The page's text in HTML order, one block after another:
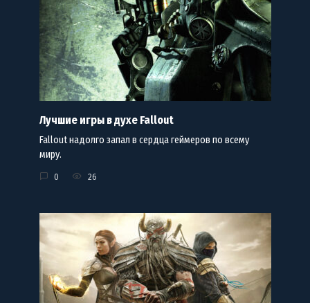
Лучшие игры в духе Fallout
Fallout надолго запал в сердца геймеров по всему
миру.
0 26